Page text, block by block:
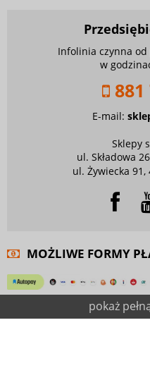
Infolinia czynna
w
881
E-mail:
Sklepy
ul. Składowa
ul. Żywiecka 91,
MOŻLIWE FORMY
pokaż